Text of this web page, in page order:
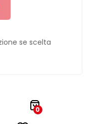
se scelta
0